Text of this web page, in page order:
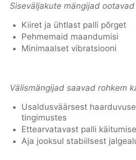
Siseväljakute mängijad
Kiiret ja ühtlast palli põrget
Pehmemaid maandumisi
Minimaalset vibratsiooni
Välismängijad saavad rohkem
Usaldusväärsest
tingimustes
Ettearvatavast palli
Aja jooksul stabiilsest